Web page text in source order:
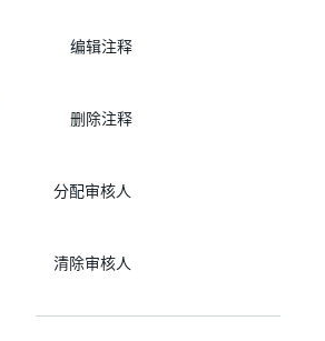
编辑注释
删除注释
分配审核人
清除审核人